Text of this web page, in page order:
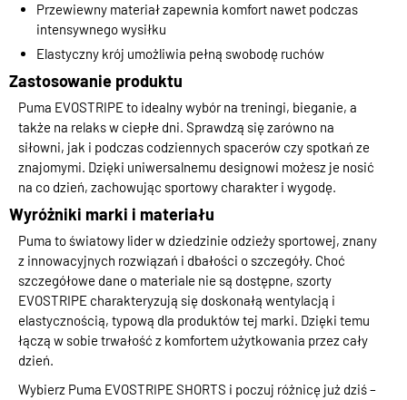
Przewiewny materiał zapewnia komfort nawet podczas
intensywnego wysiłku
Elastyczny krój umożliwia pełną swobodę ruchów
Zastosowanie produktu
Puma EVOSTRIPE to idealny wybór na treningi, bieganie, a
także na relaks w ciepłe dni. Sprawdzą się zarówno na
siłowni, jak i podczas codziennych spacerów czy spotkań ze
znajomymi. Dzięki uniwersalnemu designowi możesz je nosić
na co dzień, zachowując sportowy charakter i wygodę.
Wyróżniki marki i materiału
Puma to światowy lider w dziedzinie odzieży sportowej, znany
z innowacyjnych rozwiązań i dbałości o szczegóły. Choć
szczegółowe dane o materiale nie są dostępne, szorty
EVOSTRIPE charakteryzują się doskonałą wentylacją i
elastycznością, typową dla produktów tej marki. Dzięki temu
łączą w sobie trwałość z komfortem użytkowania przez cały
dzień.
Wybierz Puma EVOSTRIPE SHORTS i poczuj różnicę już dziś –